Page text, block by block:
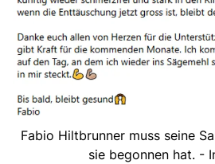
Fabio Hiltbrunner muss seine
sie begonnen hat. -